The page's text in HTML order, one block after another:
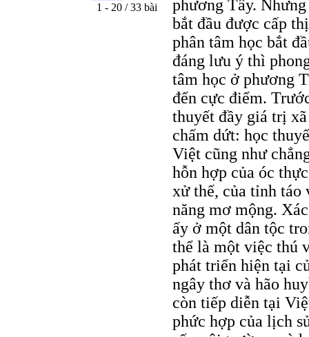
1 - 20 / 33 bài
phương Tây.
bắt đầu được cấp
phân tâm học bắt
đáng lưu ý thì
tâm học ở phương
đến cực điểm.
thuyết đầy giá trị
chấm dứt: học
Việt cũng như
hỗn hợp của óc
xử thế, của tỉnh táo
năng mơ mộng.
ấy ở một dân tộc
thể là một việc thú
phát triển hiện tại
ngây thơ và hão
còn tiếp diễn tại
phức hợp của lịch